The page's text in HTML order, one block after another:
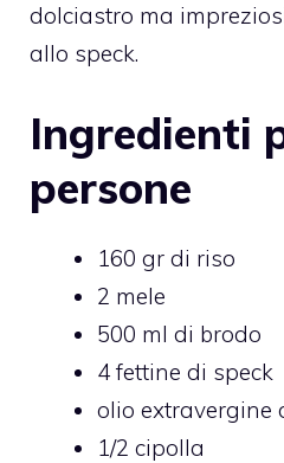
dolciastro ma
allo speck.
Ingredienti
persone
160 gr di riso
2 mele
500 ml di brodo
4 fettine di speck
olio extravergine
1/2 cipolla